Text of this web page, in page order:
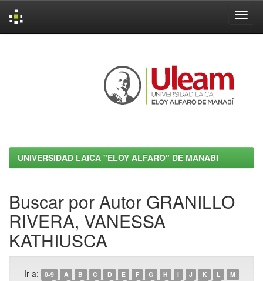
UNIVERSIDAD LAICA "ELOY ALFARO" DE MANABI
Buscar por Autor GRANILLO
RIVERA, VANESSA
KATHIUSCA
Ir a: 0-9 A B C D E F G H I J K L
M